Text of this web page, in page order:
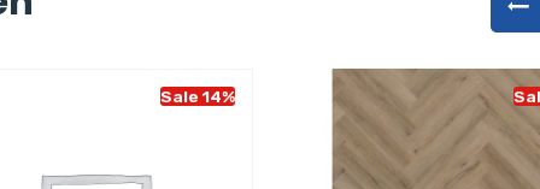
Sale 14% Sale